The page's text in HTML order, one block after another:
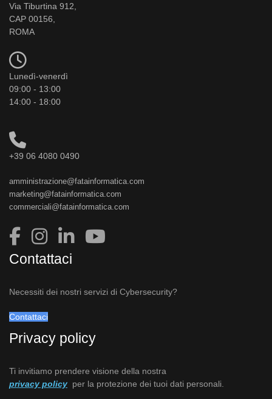
Via Tiburtina 912,
CAP 00156,
ROMA
Lunedì-venerdì
09:00 - 13:00
14:00 - 18:00
+39 06 4080 0490
amministrazione@fatainformatica.com
marketing@fatainformatica.com
commerciali@fatainformatica.com
Contattaci
Necessiti dei nostri servizi di Cybersecurity?
Contattaci
Privacy policy
Ti invitiamo prendere visione della nostra
privacy policy per la protezione dei tuoi dati personali.